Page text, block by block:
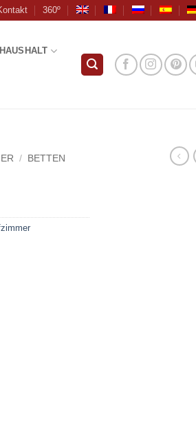
360º
HAUSHALT
/ BETTEN